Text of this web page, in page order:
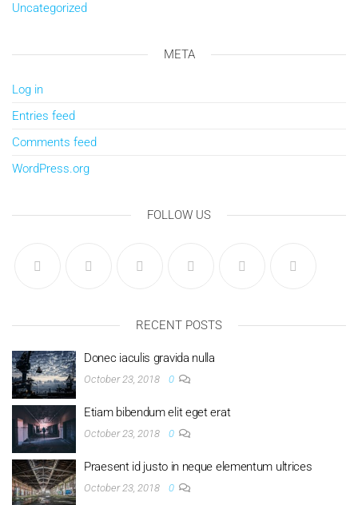
Uncategorized
META
Log in
Entries feed
Comments feed
WordPress.org
FOLLOW US
RECENT POSTS
Donec iaculis gravida nulla
October 23, 2018 0
Etiam bibendum elit eget erat
October 23, 2018 0
Praesent id justo in neque elementum ultrices
October 23, 2018 0